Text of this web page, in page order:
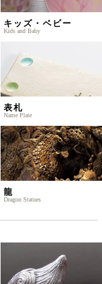
キッズ・ベビー
Kids and Baby
表札
Name Plate
龍
Dragon Statues